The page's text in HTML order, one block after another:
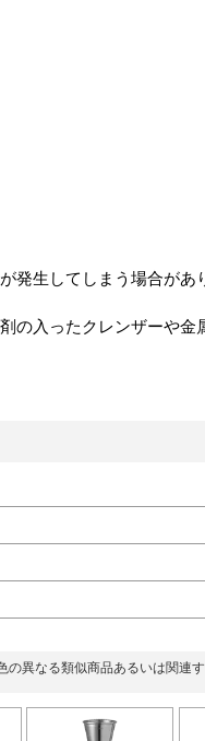
発生してしまう場合があ
の入ったクレンザーや金
の異なる類似商品あるいは関連